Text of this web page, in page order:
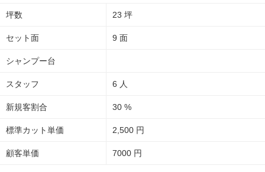
坪数 23 坪
セット面 9 面
シャンプー台
スタッフ 6 人
新規客割合 30 %
標準カット単価 2,500 円
顧客単価 7000 円